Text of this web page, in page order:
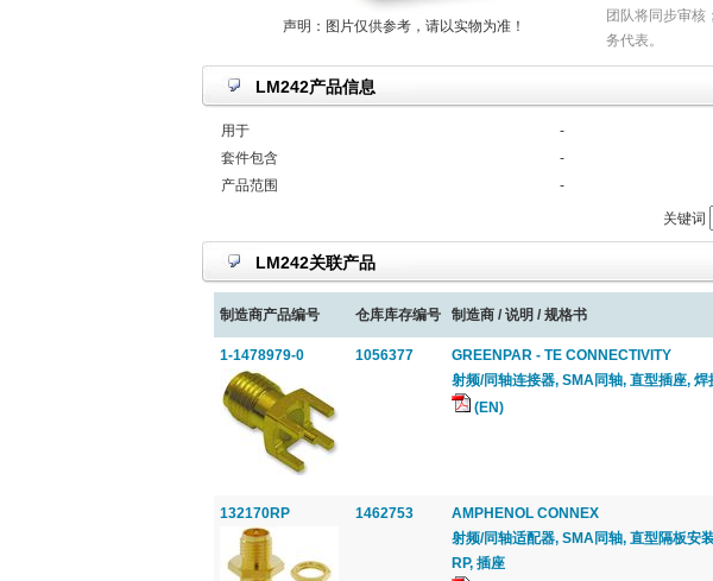
声明：图片仅供参考，请以实物为准！
团队将同步审核
务代表。
LM242产品信息
用于
-
套件包含
-
产品范围
-
关键词
LM242关联产品
制造商产品编号 仓库库存编号 制造商 / 说明 / 规格书
1-1478979-0 1056377
GREENPAR - TE CONNECTIVITY
射频/同轴连接器, SMA同轴, 直型插座, 焊
(EN)
132170RP 1462753
AMPHENOL CONNEX
射频/同轴适配器, SMA同轴, 直型隔板安
RP, 插座